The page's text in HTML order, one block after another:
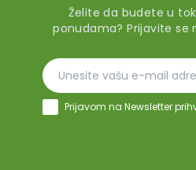
Želite da budete u
ponudama? Prijavite se
Prijavom na Newsletter